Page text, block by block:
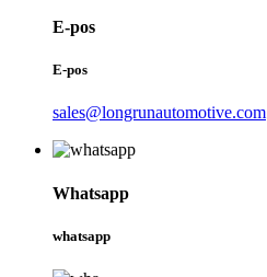
E-pos
E-pos
sales@longrunautomotive.com
Whatsapp
whatsapp